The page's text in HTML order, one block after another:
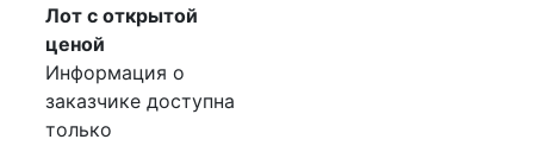
Лот с открытой
ценой
Информация о
заказчике доступна
только